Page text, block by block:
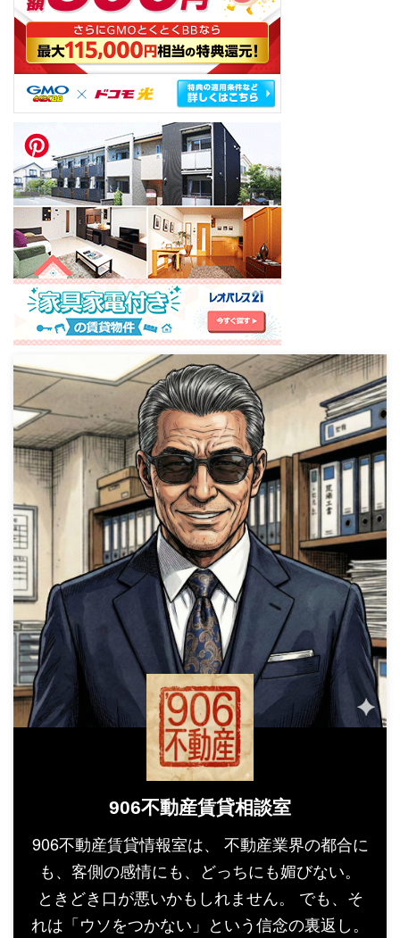
906不動産賃貸相談室
906不動産賃貸情報室は、 不動産業界の都合に
も、客側の感情にも、どっちにも媚びない。
ときどき口が悪いかもしれません。 でも、そ
れは「ウソをつかない」という信念の裏返し。